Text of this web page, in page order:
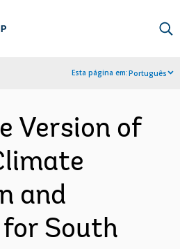
Esta página em:Português
Version of
and
for South